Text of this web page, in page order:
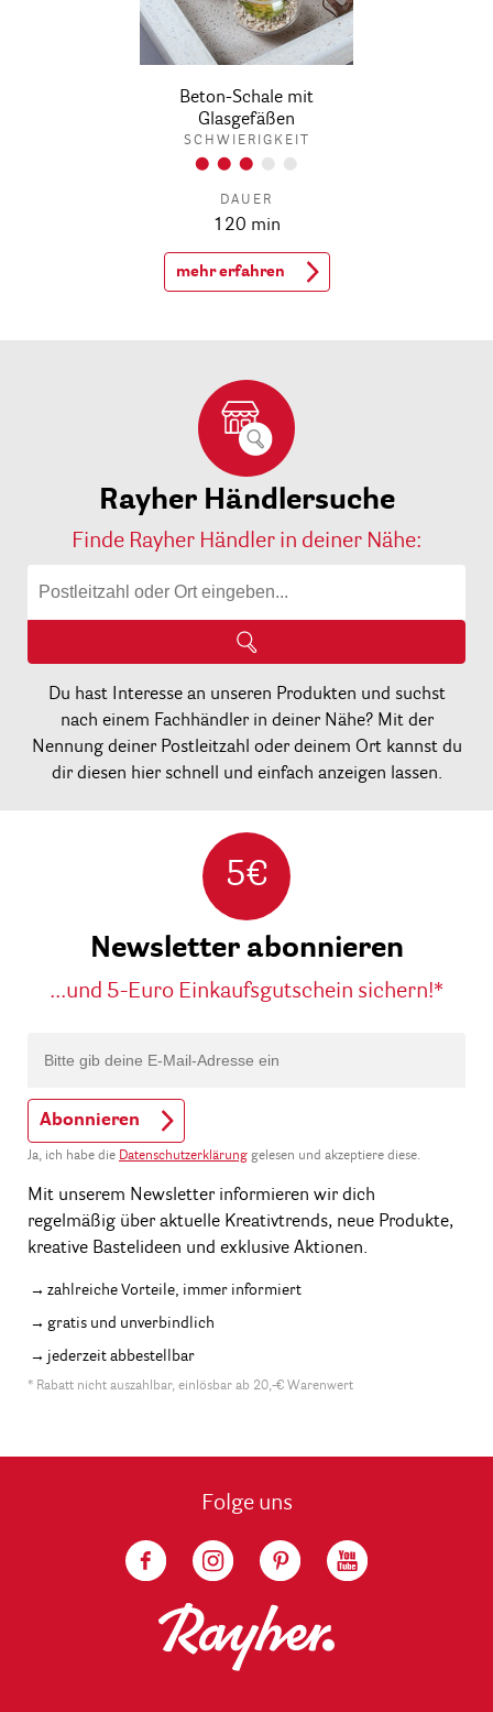
Beton-Schale mit
Glasgefäßen
SCHWIERIGKEIT
DAUER
120 min
mehr erfahren
Rayher Händlersuche
Finde Rayher Händler in deiner Nähe:
Du hast Interesse an unseren Produkten und suchst
nach einem Fachhändler in deiner Nähe? Mit der
Nennung deiner Postleitzahl oder deinem Ort kannst du
dir diesen hier schnell und einfach anzeigen lassen.
5€
Newsletter abonnieren
...und 5-Euro Einkaufsgutschein sichern!*
Abonnieren
Ja, ich habe die Datenschutzerklärung gelesen und akzeptiere diese.
Mit unserem Newsletter informieren wir dich
regelmäßig über aktuelle Kreativtrends, neue Produkte,
kreative Bastelideen und exklusive Aktionen.
zahlreiche Vorteile, immer informiert
gratis und unverbindlich
jederzeit abbestellbar
* Rabatt nicht auszahlbar, einlösbar ab 20,-€ Warenwert
Folge uns